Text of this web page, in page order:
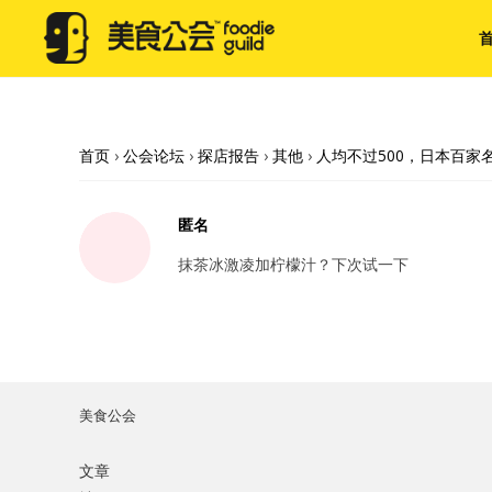
首页 › 公会论坛 › 探店报告 › 其他 › 人均不过500，日本百家
匿名
抹茶冰激凌加柠檬汁？下次试一下
美食公会
文章